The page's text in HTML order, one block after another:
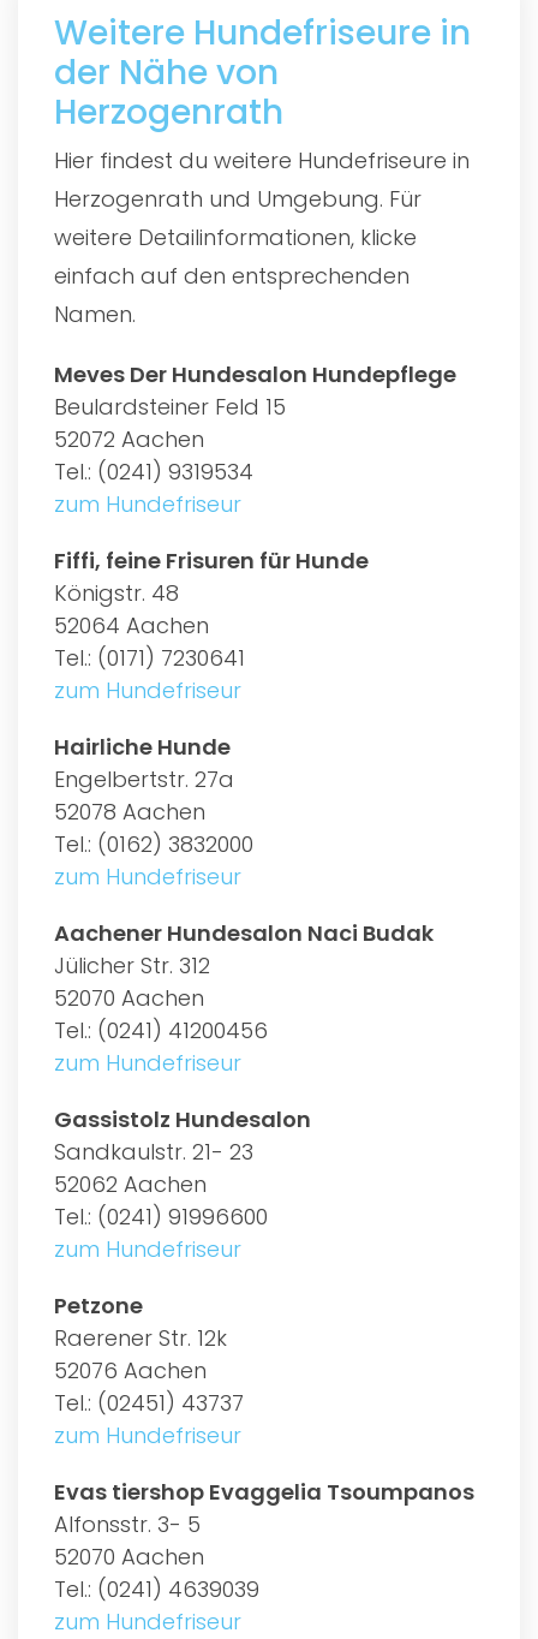
Weitere Hundefriseure in
der Nähe von
Herzogenrath
Hier findest du weitere Hundefriseure in
Herzogenrath und Umgebung. Für
weitere Detailinformationen, klicke
einfach auf den entsprechenden
Namen.
Meves Der Hundesalon Hundepflege
Beulardsteiner Feld 15
52072 Aachen
Tel.: (0241) 9319534
zum Hundefriseur
Fiffi, feine Frisuren für Hunde
Königstr. 48
52064 Aachen
Tel.: (0171) 7230641
zum Hundefriseur
Hairliche Hunde
Engelbertstr. 27a
52078 Aachen
Tel.: (0162) 3832000
zum Hundefriseur
Aachener Hundesalon Naci Budak
Jülicher Str. 312
52070 Aachen
Tel.: (0241) 41200456
zum Hundefriseur
Gassistolz Hundesalon
Sandkaulstr. 21- 23
52062 Aachen
Tel.: (0241) 91996600
zum Hundefriseur
Petzone
Raerener Str. 12k
52076 Aachen
Tel.: (02451) 43737
zum Hundefriseur
Evas tiershop Evaggelia Tsoumpanos
Alfonsstr. 3- 5
52070 Aachen
Tel.: (0241) 4639039
zum Hundefriseur